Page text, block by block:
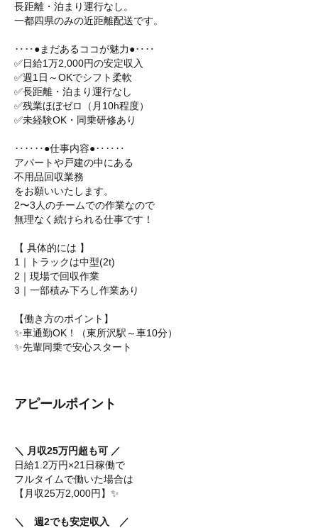
長距離・泊まり運行なし。
一都四県のみの近距離配送です。
‥‥●まだあるココが魅力●‥‥
✅日給1万2,000円の安定収入
✅週1日～OKでシフト柔軟
✅長距離・泊まり運行なし
✅残業ほぼゼロ（月10h程度）
✅未経験OK・同乗研修あり
‥‥‥●仕事内容●‥‥‥
アパートや戸建の中にある
不用品回収業務
をお願いいたします。
2〜3人のチームでの作業なので
無理なく続けられる仕事です！
【 具体的には 】
1｜トラックは中型(2t)
2｜現場で回収作業
3｜一部積み下ろし作業あり
【働き方のポイント】
✨車通勤OK！（東所沢駅～車10分）
✨先輩同乗で安心スタート
アピールポイント
＼ 月収25万円超も可 ／
日給1.2万円×21日稼働で
フルタイムで働いた場合は
【月収25万2,000円】✨
＼ 週2でも安定収入 ／